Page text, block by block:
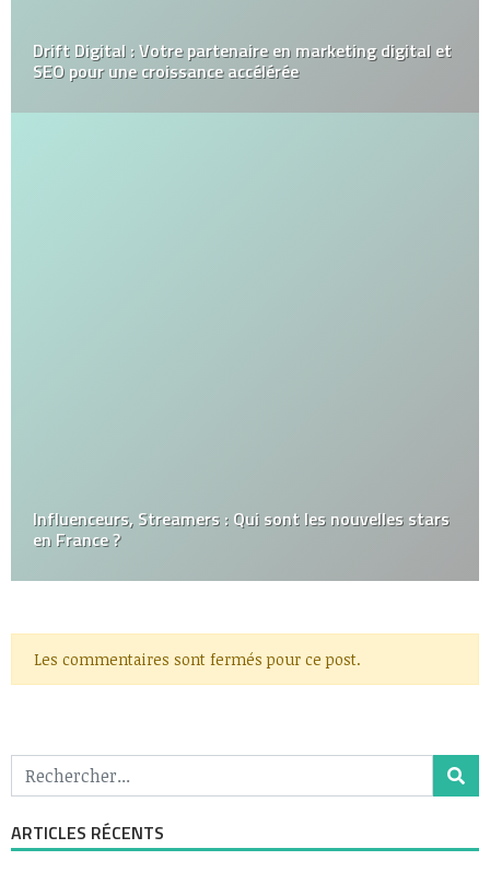
Drift Digital : Votre partenaire en marketing digital et
SEO pour une croissance accélérée
Influenceurs, Streamers : Qui sont les nouvelles stars
en France ?
Les commentaires sont fermés pour ce post.
ARTICLES RÉCENTS